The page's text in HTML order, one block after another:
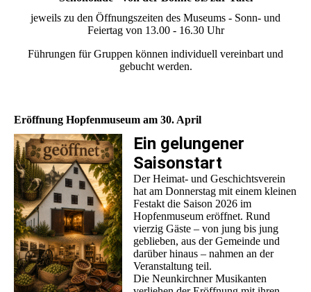
jeweils zu den Öffnungszeiten des Museums - Sonn- und
Feiertag von 13.00 - 16.30 Uhr
Führungen für Gruppen können individuell vereinbart und
gebucht werden.
Eröffnung Hopfenmuseum am 30. April
Ein gelungener
Saisonstart
Der Heimat- und Geschichtsverein
hat am Donnerstag mit einem kleinen
Festakt die Saison 2026 im
Hopfenmuseum eröffnet. Rund
vierzig Gäste – von jung bis jung
geblieben, aus der Gemeinde und
darüber hinaus – nahmen an der
Veranstaltung teil.
Die Neunkirchner Musikanten